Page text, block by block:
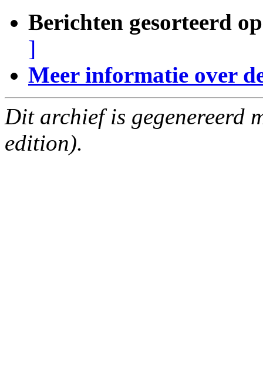
Berichten gesorteerd
]
Meer informatie over
Dit archief is gegenereerd
edition).